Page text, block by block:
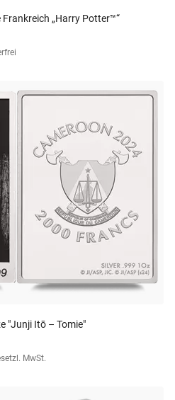
„Harry Potter™“
"Junji Itō – Tomie"
MwSt.